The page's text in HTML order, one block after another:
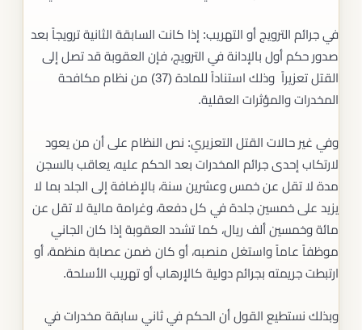
في جرائم الترويج أو التهريب: إذا كانت السابقة الثانية ترويجاً بعد
صدور حكم أول بالإدانة في الترويج، فإن العقوبة قد تصل إلى
القتل تعزيراً وذلك استناداً للمادة (37) من نظام مكافحة
المخدرات والمؤثرات العقلية.
وفي غير حالات القتل التعزيري: نص النظام على أن من يعود
لارتكاب إحدى جرائم المخدرات بعد الحكم عليه، يعاقب بالسجن
مدة لا تقل عن خمس وعشرين سنة، بالإضافة إلى الجلد بما لا
يزيد على خمسين جلدة في كل دفعة، وغرامة مالية لا تقل عن
مائة وخمسين ألف ريال، كما تشدد العقوبة إذا كان الجاني
موظفاً عاماً واستغل منصبه، أو كان ضمن عصابة منظمة، أو
ارتبطت جريمته بجرائم دولية كالإرهاب أو تهريب الأسلحة.
وبذلك نستطيع القول أن الحكم في ثاني سابقة مخدرات في